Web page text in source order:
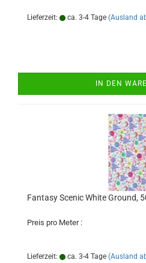
Lieferzeit: ca. 3-4 Tage (Ausland
IN DEN
Fantasy Scenic White Ground,
Preis pro Meter :
Lieferzeit: ca. 3-4 Tage (Ausland